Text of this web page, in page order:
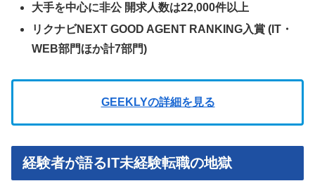
大手を中心に非公 開求人数は22,000件以上
リクナビNEXT GOOD AGENT RANKING入賞 (IT・
WEB部門ほか計7部門)
GEEKLYの詳細を見る
経験者が語るIT未経験転職の地獄